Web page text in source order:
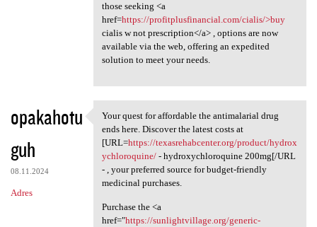
those seeking <a
href=https://profitplusfinancial.com/cialis/>buy
cialis w not prescription</a> , options are now
available via the web, offering an expedited
solution to meet your needs.
opakahotu
guh
08.11.2024
Adres
Your quest for affordable the
Your quest for affordable the antimalarial drug
ends here. Discover the latest costs at
[URL=https://texasrehabcenter.org/product/hydrox
ychloroquine/- hydroxychloroquine 200mg[/URL
- , your preferred source for budget-friendly
medicinal purchases.
Purchase the <a
href="https://sunlightvillage.org/generic-